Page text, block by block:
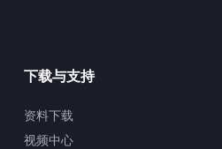
下载与支持
资料下载
视频中心